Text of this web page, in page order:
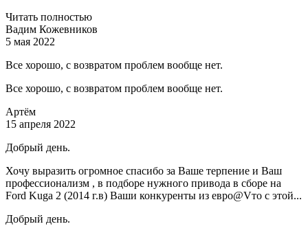
Читать полностью
Вадим Кожевников
5 мая 2022
Все хорошо, с возвратом проблем вообще нет.
Все хорошо, с возвратом проблем вообще нет.
Артём
15 апреля 2022
Добрый день.
Хочу выразить огромное спасибо за Ваше терпение и Ваш
профессионализм , в подборе нужного привода в сборе на
Ford Kuga 2 (2014 г.в) Ваши конкуренты из евро@Vто с этой...
Добрый день.